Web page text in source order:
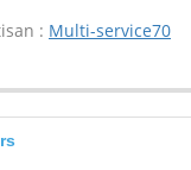
: Multi-service70